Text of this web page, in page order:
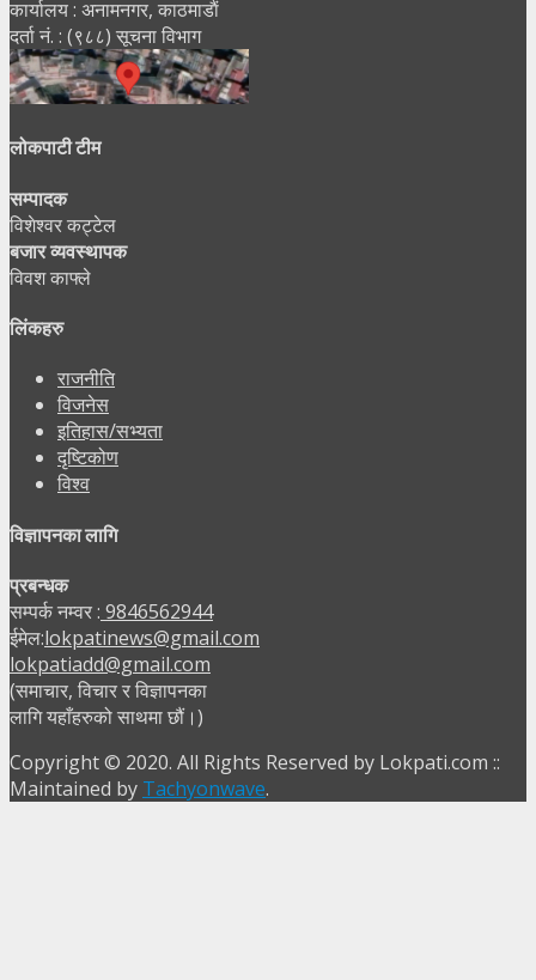
कार्यालय : अनामनगर, काठमाडाैं
दर्ता नं. : (९८८) सूचना विभाग
लोकपाटी टीम
सम्पादक
विशेश्वर कट्टेल
बजार व्यवस्थापक
विवश काफ्ले
लिंकहरु
राजनीति
विजनेस
इतिहास/सभ्यता
दृष्टिकोण
विश्व
विज्ञापनका लागि
प्रबन्धक
सम्पर्क नम्वर : 9846562944
ईमेल:lokpatinews@gmail.com
lokpatiadd@gmail.com
(समाचार, विचार र विज्ञापनका
लागि यहाँहरुको साथमा छौं।)
Copyright © 2020. All Rights Reserved by Lokpati.com ::
Maintained by Tachyonwave.